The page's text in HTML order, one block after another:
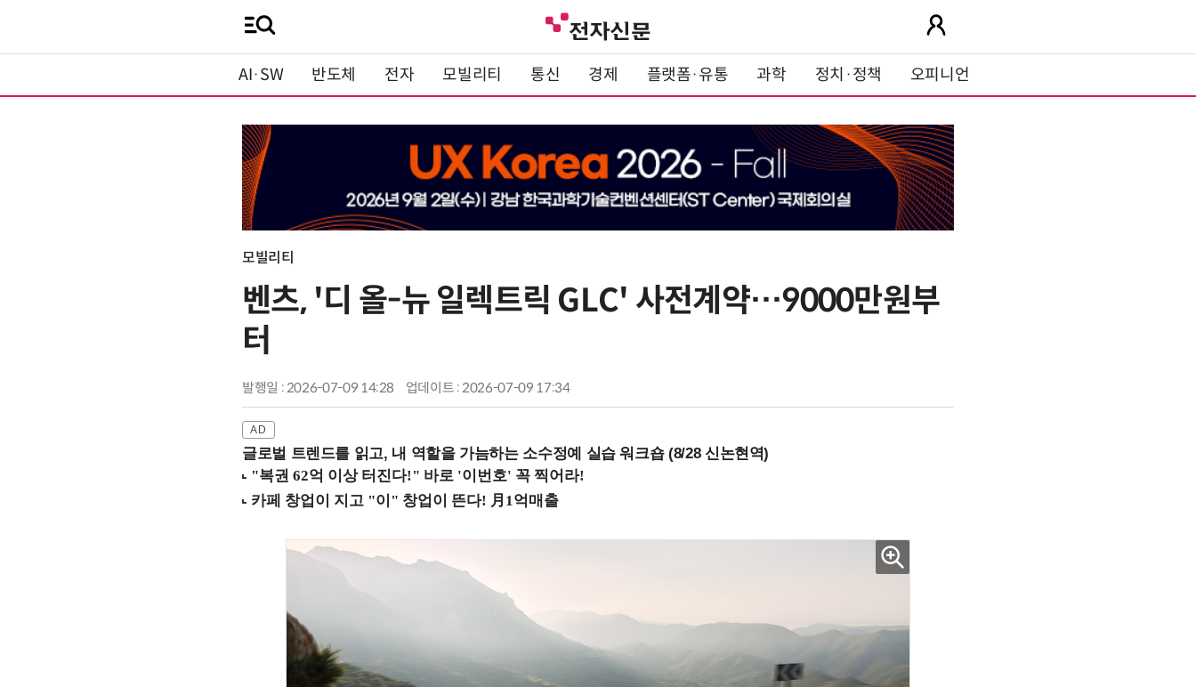
AI·SW 반도체 전자 모빌리티 통신 경제 플랫폼·유통 과학 정치·정책 오피니언
모빌리티
벤츠, '디 올-뉴 일렉트릭 GLC' 사전계약…9000만원부
터
발행일 : 2026-07-09 14:28 업데이트 : 2026-07-09 17:34
글로벌 트렌드를 읽고, 내 역할을 가늠하는 소수정예 실습 워크숍 (8/28 신논현역)